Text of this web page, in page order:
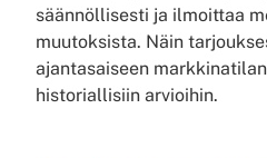
säännöllisesti ja ilmoittaa
muutoksista. Näin
ajantasaiseen
historiallisiin arvioihin.